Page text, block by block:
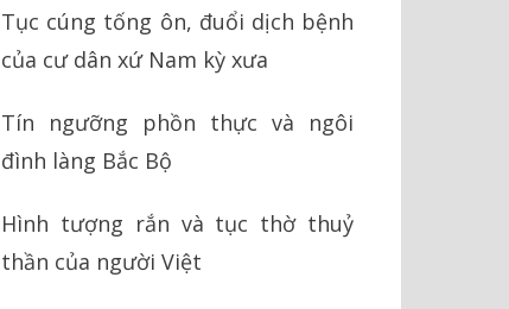
Tục cúng tống ôn, đuổi dịch bệnh
của cư dân xứ Nam kỳ xưa
Tín ngưỡng phồn thực và ngôi
đình làng Bắc Bộ
Hình tượng rắn và tục thờ thuỷ
thần của người Việt